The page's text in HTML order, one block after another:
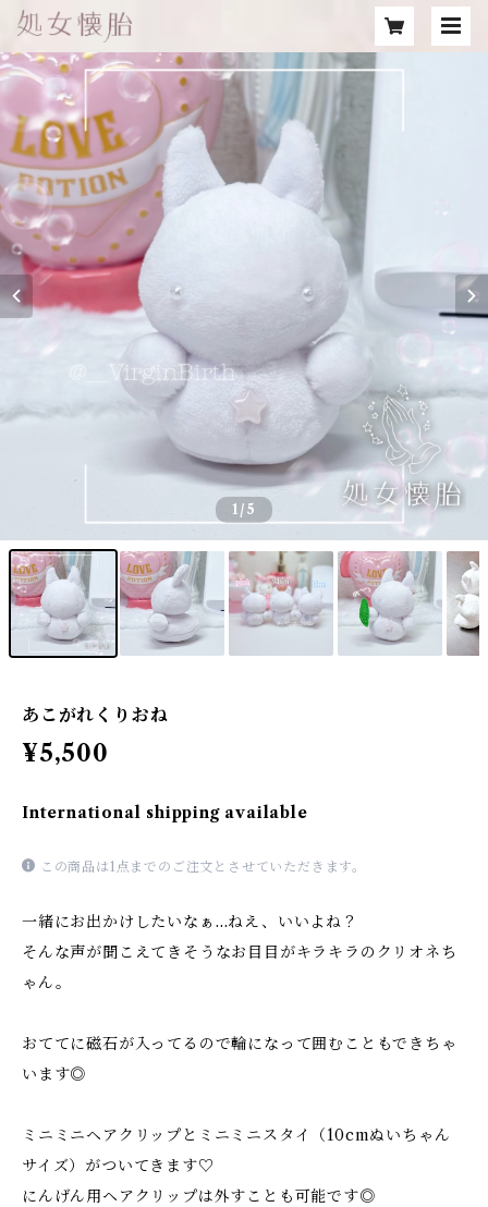
1/5
あこがれくりおね
¥5,500
International shipping available
この商品は1点までのご注文とさせていただきます。
一緒にお出かけしたいなぁ…ねえ、いいよね？
そんな声が聞こえてきそうなお目目がキラキラのクリオネち
ゃん。
おててに磁石が入ってるので輪になって囲むこともできちゃ
います◎
ミニミニヘアクリップとミニミニスタイ（10cmぬいちゃん
サイズ）がついてきます♡
にんげん用ヘアクリップは外すことも可能です◎